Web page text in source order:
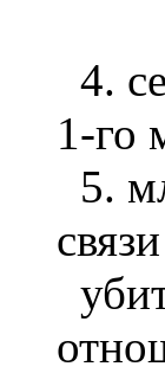
4.
1-го
5.